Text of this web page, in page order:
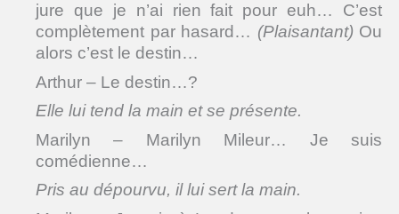
jure que je n’ai rien fait pour euh… C’est
complètement par hasard… (Plaisantant) Ou
alors c’est le destin…
Arthur – Le destin…?
Elle lui tend la main et se présente.
Marilyn – Marilyn Mileur… Je suis
comédienne…
Pris au dépourvu, il lui sert la main.